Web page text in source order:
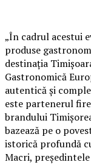
„În cadrul acestui
produse
destinația
Gastronomică
autentică și
este partenerul
brandului
bazează pe o
istorică profundă
Macri,